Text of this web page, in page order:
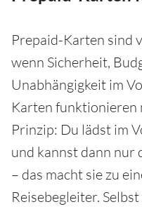
Prepaid-Karten sind
wenn Sicherheit,
Unabhängigkeit im
Karten funktionieren
Prinzip: Du lädst im
und kannst dann nur
– das macht sie zu
Reisebegleiter.